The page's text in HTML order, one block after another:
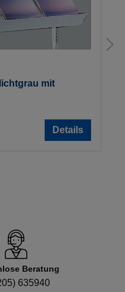
mit
Details
Beratung
635940